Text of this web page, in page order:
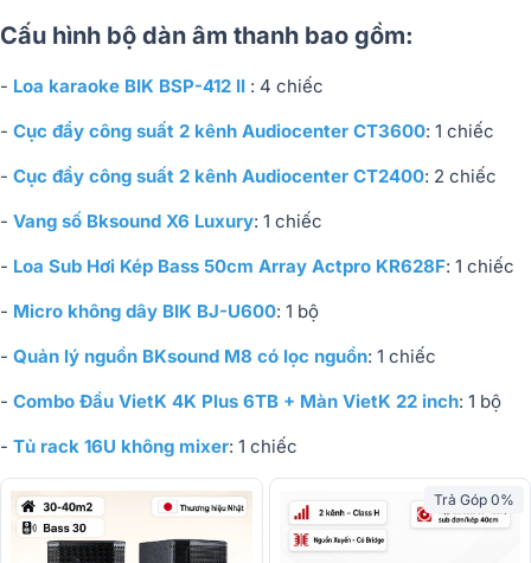
Cấu hình bộ dàn âm thanh bao gồm:
- Loa karaoke BIK BSP-412 II : 4 chiếc
- Cục đẩy công suất 2 kênh Audiocenter CT3600: 1 chiếc
- Cục đẩy công suất 2 kênh Audiocenter CT2400: 2 chiếc
- Vang số Bksound X6 Luxury: 1 chiếc
- Loa Sub Hơi Kép Bass 50cm Array Actpro KR628F: 1 chiếc
- Micro không dây BIK BJ-U600: 1 bộ
- Quản lý nguồn BKsound M8 có lọc nguồn: 1 chiếc
- Combo Đầu VietK 4K Plus 6TB + Màn VietK 22 inch: 1 bộ
- Tủ rack 16U không mixer: 1 chiếc
Trả Góp 0%